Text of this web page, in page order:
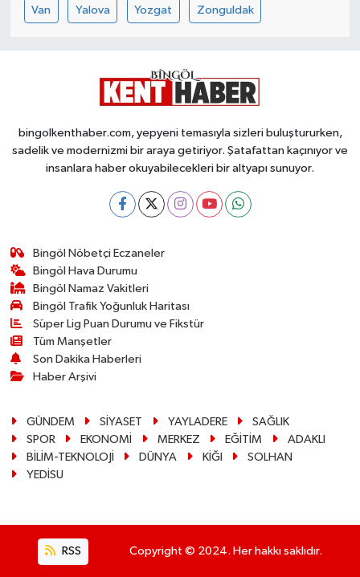
Van Yalova Yozgat Zonguldak
bingolkenthaber.com, yepyeni temasıyla sizleri buluştururken,
sadelik ve modernizmi bir araya getiriyor. Şatafattan kaçınıyor ve
insanlara haber okuyabilecekleri bir altyapı sunuyor.
Bingöl Nöbetçi Eczaneler
Bingöl Hava Durumu
Bingöl Namaz Vakitleri
Bingöl Trafik Yoğunluk Haritası
Süper Lig Puan Durumu ve Fikstür
Tüm Manşetler
Son Dakika Haberleri
Haber Arşivi
GÜNDEM SİYASET YAYLADERE
SAĞLIK
SPOR
EKONOMİ MERKEZ EĞİTİM
ADAKLI
BİLİM-TEKNOLOJİ
DÜNYA KİĞI
SOLHAN
YEDİSU
RSS Copyright © 2024. Her hakkı saklıdır.